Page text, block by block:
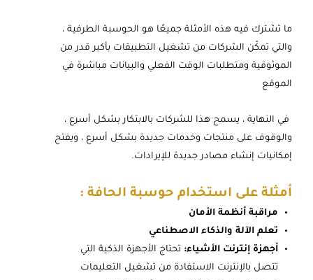
ما تشترك فيه هذه الأمثلة جميعًا هو الحوسبة الطرفية ،
والتي تمكّن الشركات من تشغيل التطبيقات بأكبر قدر من
الموثوقية ومتطلبات الوقت الفعلي والبيانات مباشرة في
الموقع
في النهاية ، يسمح هذا للشركات بالابتكار بشكل أسرع ،
والوقوف على منتجات وخدمات جديدة بشكل أسرع ، ويفتح
إمكانيات إنشاء مصادر جديدة للإيرادات.
أمثلة على استخدام حوسبة الحافة :
مراقبة أنظمة الأمان
تعلم الآلة والذكاء الاصطناعي
أجهزة إنترنت الأشياء: تحتاج الأجهزة الذكية التي
تتصل بالإنترنت الاستفادة من تشغيل التعليمات